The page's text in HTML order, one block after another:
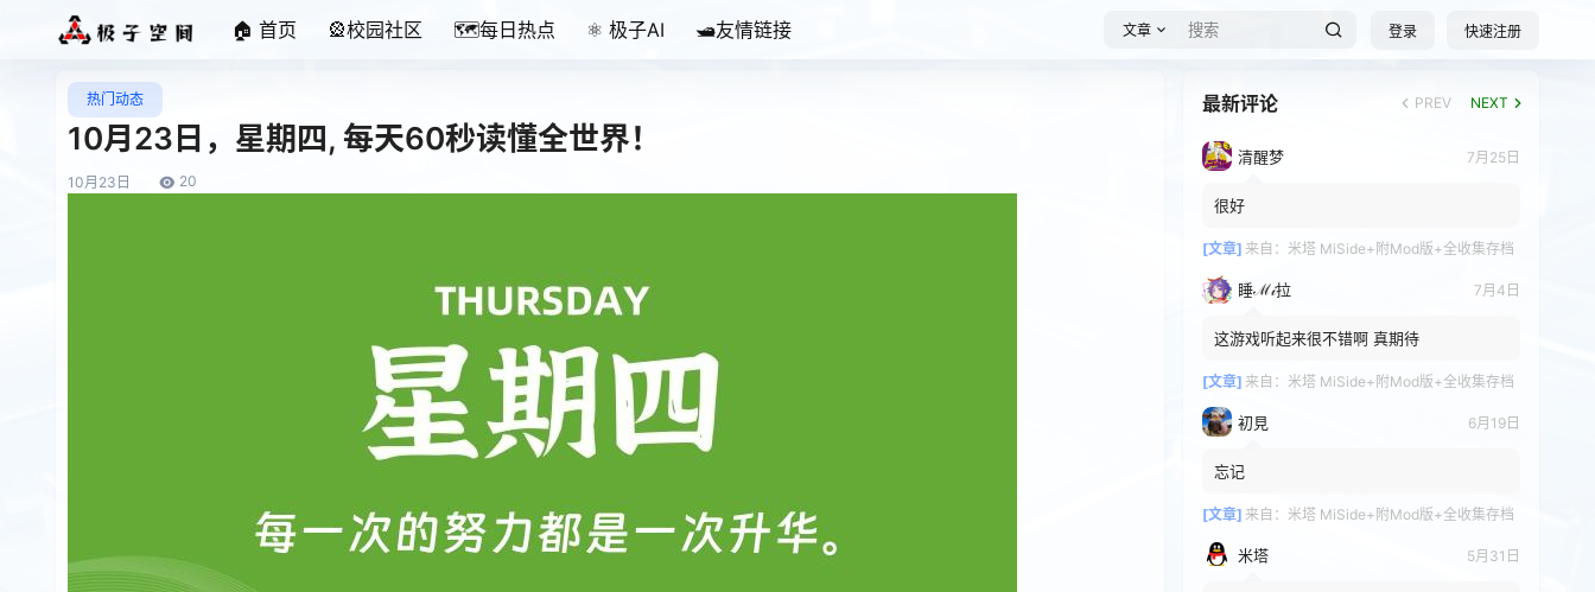
🏠 首页 🎡校园社区 🗺️每日热点 ⚛️ 极子AI 🛥️友情链接 文章 登录 快速注册
热门动态
10月23日，星期四, 每天60秒读懂全世界！
10月 23日 20
最新评论 PREV NEXT
清醒梦 7月25日
很好
[文章] 来自： 米塔 MiSide+附Mod版+全收集存档
睡ℳ𝒾拉 7月4日
这游戏听起来很不错啊 真期待
[文章] 来自： 米塔 MiSide+附Mod版+全收集存档
初見 6月19日
忘记
[文章] 来自： 米塔 MiSide+附Mod版+全收集存档
米塔 5月31日